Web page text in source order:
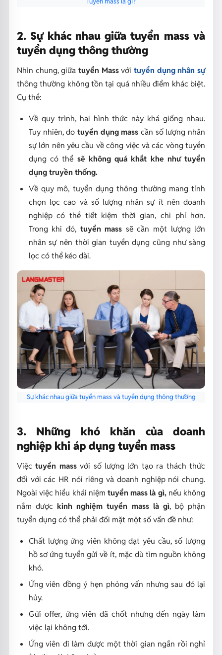
2. Sự khác nhau giữa tuyển mass và
tuyển dụng thông thường
Nhìn chung, giữa tuyển Massvớituyển dụng nhân sự
thông thường không tồn tại quá nhiều điểm khác biệt.
Cụ thể:
Về quy trình, hai hình thức này khá giống nhau.
Tuy nhiên, do tuyển dụng mass cần số lượng nhân
sự lớn nên yêu cầu về công việc và các vòng tuyển
dụng có thể sẽ không quá khắt khe như tuyển
dụng truyền thống.
Về quy mô, tuyển dụng thông thường mang tính
chọn lọc cao và số lượng nhân sự ít nên doanh
nghiệp có thể tiết kiệm thời gian, chi phí hơn.
Trong khi đó, tuyển mass sẽ cần một lượng lớn
nhân sự nên thời gian tuyển dụng cũng như sàng
lọc có thể kéo dài.
Sự khác nhau giữa tuyển mass và tuyển dụng thông thường
3. Những khó khăn của doanh
nghiệp khi áp dụng tuyển mass
Việc tuyển massvới số lượng lớn tạo ra thách thức
đối với các HR nói riêng và doanh nghiệp nói chung.
Ngoài việc hiểu khái niệm tuyển mass là gì, nếu không
nắm đượckinh nghiệm tuyển mass là gì, bộ phận
tuyển dụng có thể phải đối mặt một số vấn đề như:
Chất lượng ứng viên không đạt yêu cầu, số lượng
hồ sơ ứng tuyển gửi về ít, mặc dù tìm nguồn không
khó.
Ứng viên đồng ý hẹn phỏng vấn nhưng sau đó lại
hủy.
Gửi offer, ứng viên đã chốt nhưng đến ngày làm
việc lại không tới.
Ứng viên đi làm được một thời gian ngắn rồi nghỉ